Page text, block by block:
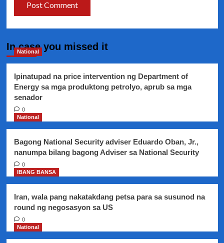
In case you missed it
National
Ipinatupad na price intervention ng Department of
Energy sa mga produktong petrolyo, aprub sa mga
senador
0
National
Bagong National Security adviser Eduardo Oban, Jr.,
nanumpa bilang bagong Adviser sa National Security
0
IBANG BANSA
Iran, wala pang nakatakdang petsa para sa susunod na
round ng negosasyon sa US
0
National